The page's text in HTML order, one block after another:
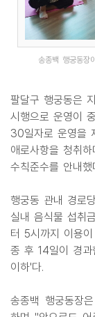
송종백 행궁동장
팔달구 행궁동은
시행으로 운영이
30일자로 운영을
애로사항을 청취
수칙준수를 안내했
행궁동 관내 경로
실내 음식물 섭취
터 5시까지 이용
종 후 14일이 경
이하'다.
송종백 행궁동장